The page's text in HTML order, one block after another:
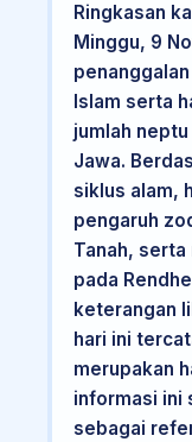
Ringkasan
Minggu, 9
Islam serta
jumlah
Jawa.
siklus alam,
pengaruh
Tanah,
pada
keterangan
hari ini
merupakan
informasi ini
sebagai